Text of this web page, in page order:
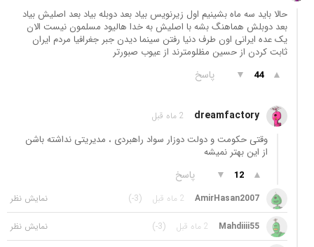
حالا باید سه ماه بشینیم اول زیرنویس بیاد بعد دوبله بیاد بعد اصلیش بیاد
بعد دوبلش هماهنگ بشه با اصلیش به خدا هالیود مسلمون نیست الان
یک عده ایرانی اون طرف دنیا رفتن سینما دیدن جبر جغرافیا مردم ایران
ثابت کردن از حسین مظلومترند از عیوب صبورتر
▲
44
▼ پاسخ
dreamfactory 2 ماه قبل
وقتی حکومت و دولت دوزار سواد راهبردی ، مدیریتی نداشته باشن
از این بهتر نمیشه
▲
12
▼ پاسخ
AmirHasan2007 2 ماه قبل (-3)
Mahdiiii55 2 ماه قبل (-3)